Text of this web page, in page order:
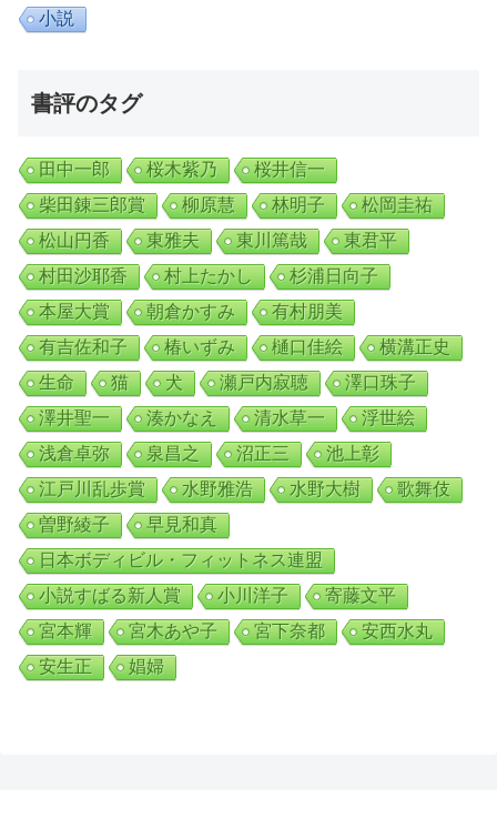
小説
書評のタグ
田中一郎 桜木紫乃
桜井信一
柴田錬三郎賞
柳原慧 林明子
松岡圭祐
松山円香
東雅夫 東川篤哉
東君平
村田沙耶香
村上たかし
杉浦日向子
本屋大賞
朝倉かすみ
有村朋美
有吉佐和子
椿いずみ 樋口佳絵
横溝正史
生命
猫 犬 瀬戸内寂聴
澤口珠子
澤井聖一
湊かなえ 清水草一
浮世絵
浅倉卓弥
泉昌之 沼正三
池上彰
江戸川乱歩賞
水野雅浩 水野大樹
歌舞伎
曽野綾子
早見和真
日本ボディビル・フィットネス連盟
小説すばる新人賞
小川洋子
寄藤文平
宮本輝
宮木あや子 宮下奈都
安西水丸
安生正
娼婦